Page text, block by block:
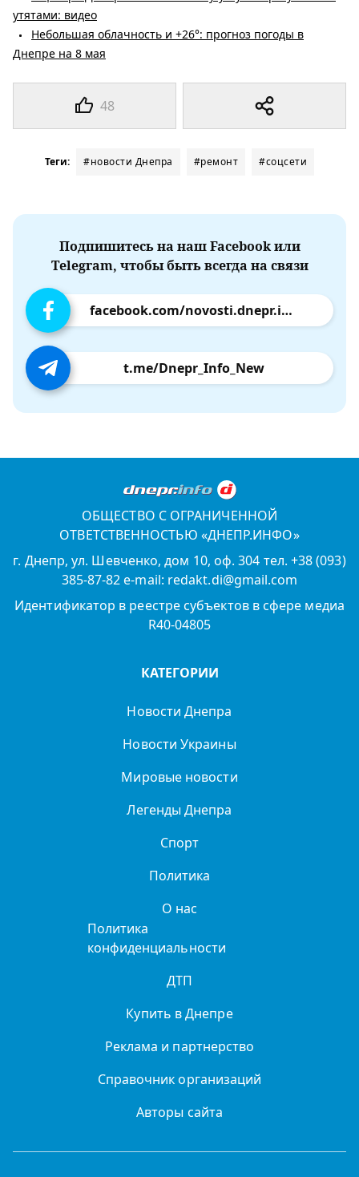
48
утятами: видео
Небольшая облачность и +26°: прогноз погоды в
Днепре на 8 мая
Теги: #новости Днепра #ремонт #соцсети
Подпишитесь на наш Facebook или
Telegram, чтобы быть всегда на связи
facebook.com/novosti.dnepr.info
t.me/Dnepr_Info_New
ОБЩЕСТВО С ОГРАНИЧЕННОЙ
ОТВЕТСТВЕННОСТЬЮ «ДНЕПР.ИНФО»
г. Днепр, ул. Шевченко, дом 10, оф. 304 тел. +38 (093)
385-87-82 e-mail: redakt.di@gmail.com
Идентификатор в реестре субъектов в сфере медиа
R40-04805
КАТЕГОРИИ
Новости Днепра
Новости Украины
Мировые новости
Легенды Днепра
Спорт
Политика
О нас
Политика
конфиденциальности
ДТП
Купить в Днепре
Реклама и партнерство
Справочник организаций
Авторы сайта